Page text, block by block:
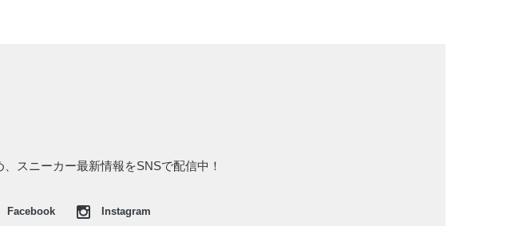
スニーカー最新情報をSNSで配信中！
Facebook Instagram